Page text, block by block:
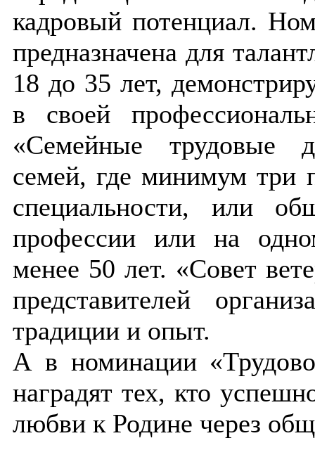
кадровый потенциал.
предназначена для
18 до 35 лет,
в своей
«Семейные трудовые
семей, где минимум три
специальности, или
профессии или на
менее 50 лет. «Совет
представителей
традиции и опыт.
А в номинации
наградят тех, кто
любви к Родине через